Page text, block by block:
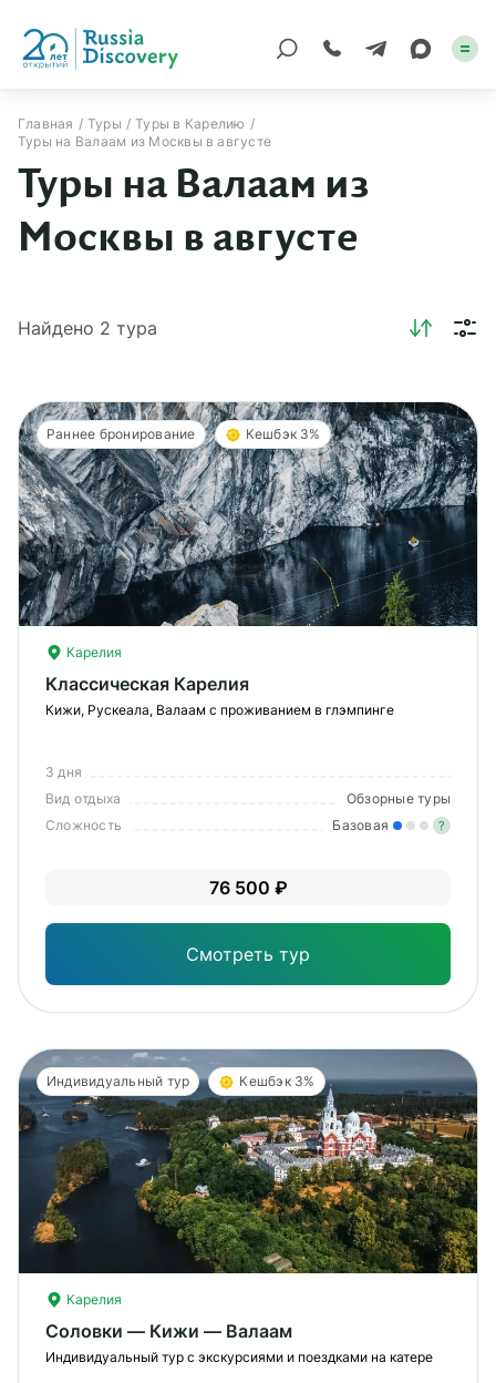
Индивидуальные
Корпоративные
О компании
Журнал
Сертификаты
Пн-Пт:10:00–20:00
11:00–20:00
Главная Туры
Туры в Карелию
Туры на Валаам из Москвы в августе
Туры на Валаам из
Москвы в августе
Найдено 2 тура
Раннее бронирование Кешбэк 3%
Карелия
Классическая Карелия
Кижи, Рускеала, Валаам с проживанием в глэмпинге
3 дня
Вид отдыха
Обзорные туры
Сложность
Базовая ?
76 500 ₽
Смотреть тур
Индивидуальный тур Кешбэк 3%
Карелия
Соловки — Кижи — Валаам
Индивидуальный тур с экскурсиями и поездками на катере